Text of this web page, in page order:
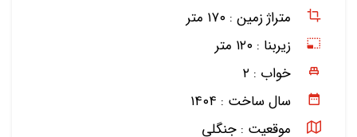
متراژ زمین : ۱۷۰ متر
زیربنا : ۱۲۰ متر
خواب : ۲
سال ساخت : ۱۴۰۴
موقعیت : جنگلی